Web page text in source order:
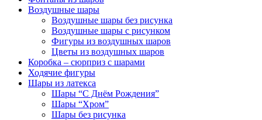
Воздушные шары
Воздушные шары без рисунка
Воздушные шары с рисунком
Фигуры из воздушных шаров
Цветы из воздушных шаров
Коробка – сюрприз с шарами
Ходячие фигуры
Шары из латекса
Шары “С Днём Рождения”
Шары “Хром”
Шары без рисунка